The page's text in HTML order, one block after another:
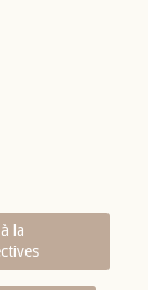
la